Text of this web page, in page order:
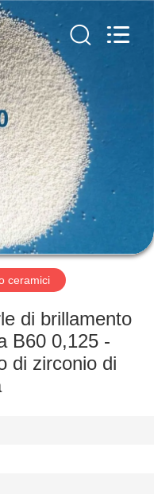
ceramici
di brillamento
B60 0,125 -
di zirconio di